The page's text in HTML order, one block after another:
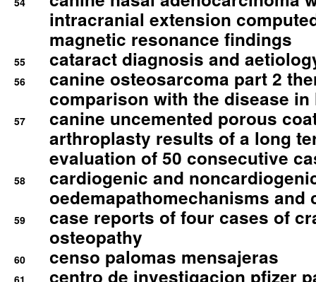
intracranial extension
magnetic resonance findings
55 cataract diagnosis and
56
canine osteosarcoma part 2
comparison with the disease in
57
canine uncemented porous
arthroplasty results of a long
evaluation of 50 consecutive
58
cardiogenic and
oedemapathomechanisms and
59
case reports of four cases of
osteopathy
60 censo palomas mensajeras
centro de investigacion pfizer